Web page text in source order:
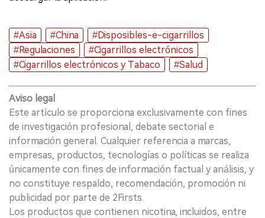
#Asia #China
#Disposibles-e-cigarrillos
#Regulaciones
#Cigarrillos electrónicos
#Cigarrillos electrónicos y Tabaco
#Salud
Aviso legal
Este artículo se proporciona exclusivamente con fines
de investigación profesional, debate sectorial e
información general. Cualquier referencia a marcas,
empresas, productos, tecnologías o políticas se realiza
únicamente con fines de información factual y análisis, y
no constituye respaldo, recomendación, promoción ni
publicidad por parte de 2Firsts.
Los productos que contienen nicotina, incluidos, entre